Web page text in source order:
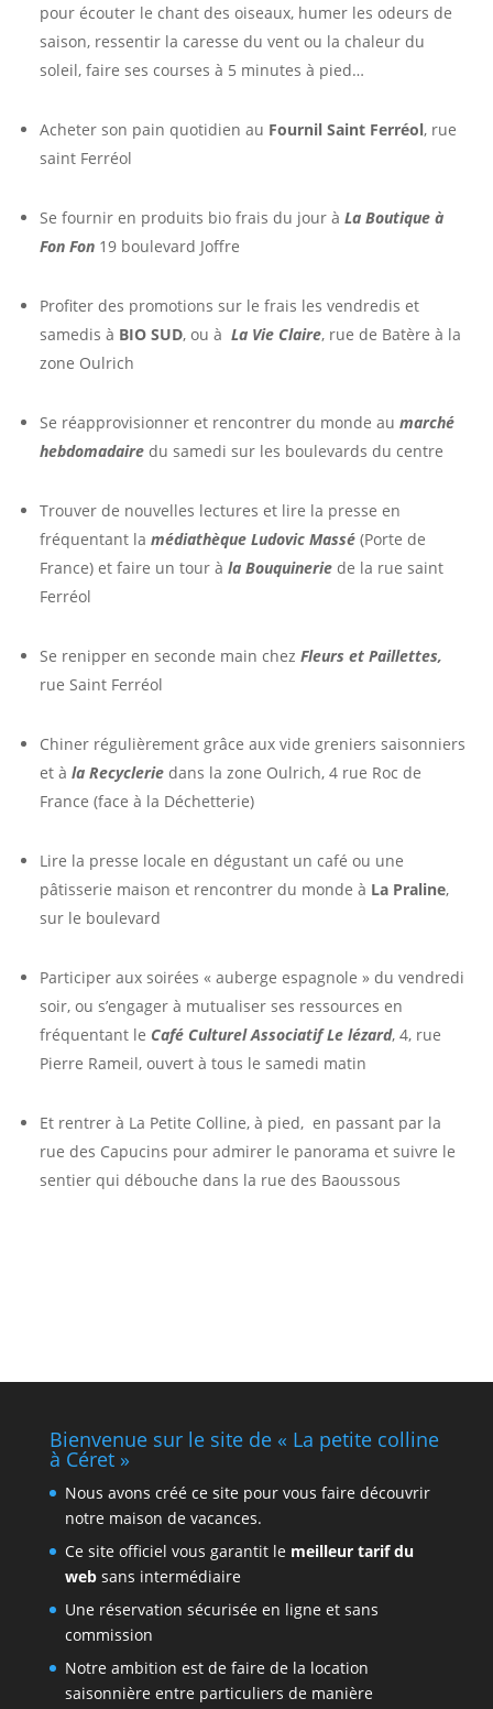
pour écouter le chant des oiseaux, humer les odeurs de
saison, ressentir la caresse du vent ou la chaleur du
soleil, faire ses courses à 5 minutes à pied…
Acheter son pain quotidien au Fournil Saint Ferréol, rue
saint Ferréol
Se fournir en produits bio frais du jour àLa Boutique à
Fon Fon 19 boulevard Joffre
Profiter des promotions sur le frais les vendredis et
samedis à BIO SUD, ou àLa Vie Claire, rue de Batère à la
zone Oulrich
Se réapprovisionner et rencontrer du monde aumarché
hebdomadairedu samedi sur les boulevards du centre
Trouver de nouvelles lectures et lire la presse en
fréquentant lamédiathèque Ludovic Massé (Porte de
France) et faire un tour àla Bouquineriede la rue saint
Ferréol
Se renipper en seconde main chezFleurs et Paillettes,
rue Saint Ferréol
Chiner régulièrement grâce aux vide greniers saisonniers
et àla Recycleriedans la zone Oulrich, 4 rue Roc de
France (face à la Déchetterie)
Lire la presse locale en dégustant un café ou une
pâtisserie maison et rencontrer du monde à La Praline,
sur le boulevard
Participer aux soirées « auberge espagnole » du vendredi
soir, ou s’engager à mutualiser ses ressources en
fréquentant le Café Culturel Associatif Le lézard, 4, rue
Pierre Rameil, ouvert à tous le samedi matin
Et rentrer à La Petite Colline, à pied, en passant par la
rue des Capucins pour admirer le panorama et suivre le
sentier qui débouche dans la rue des Baoussous
Bienvenue sur le site de « La petite colline
à Céret »
Nous avons créé ce site pour vous faire découvrir
notre maison de vacances.
Ce site officiel vous garantit le meilleur tarif du
websans intermédiaire
Une réservation sécurisée en ligne et sans
commission
Notre ambition est de faire de la location
saisonnière entre particuliers de manière